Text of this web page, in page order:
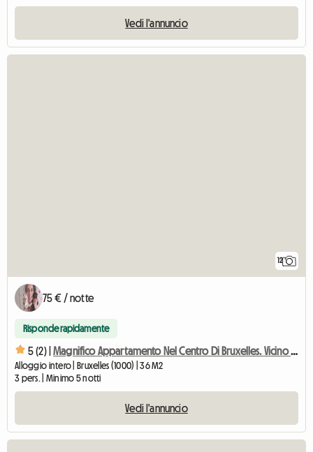
Vedi l'annuncio
12
75 € / notte
Risponde rapidamente
5 (2) | Magnifico Appartamento Nel Centro Di Bruxelles. Vicino A Tutto
Alloggio intero | Bruxelles (1000) | 36 M2
3 pers. | Minimo 5 notti
Vedi l'annuncio